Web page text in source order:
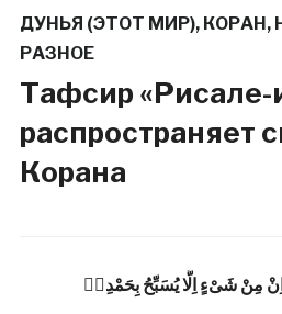
ДУНЬЯ (ЭТОТ МИР), КОРАН,
РАЗНОЕ
Тафсир «Рисале-
распространяет
Корана
مِنْ شَىْءٍ اِلَّا يُسَبِّحُ بِحَمْدِهٖ